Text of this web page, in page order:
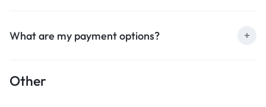
What are my payment options?
Other